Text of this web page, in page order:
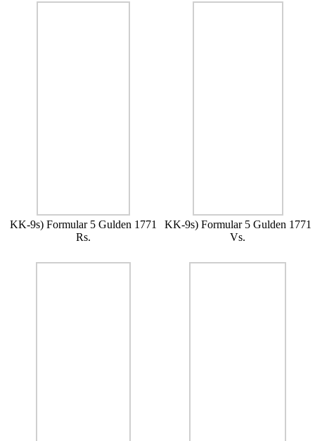
KK-9s) Formular 5 Gulden 1771
Rs.
KK-9s) Formular 5 Gulden 1771
Vs.